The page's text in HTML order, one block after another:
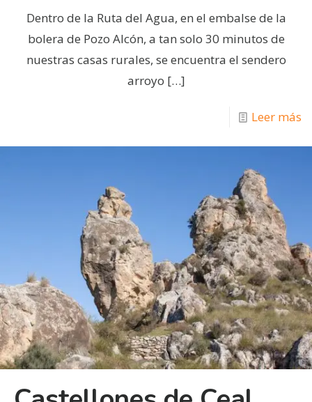
Dentro de la Ruta del Agua, en el embalse de la
bolera de Pozo Alcón, a tan solo 30 minutos de
nuestras casas rurales, se encuentra el sendero
arroyo […]
Leer más